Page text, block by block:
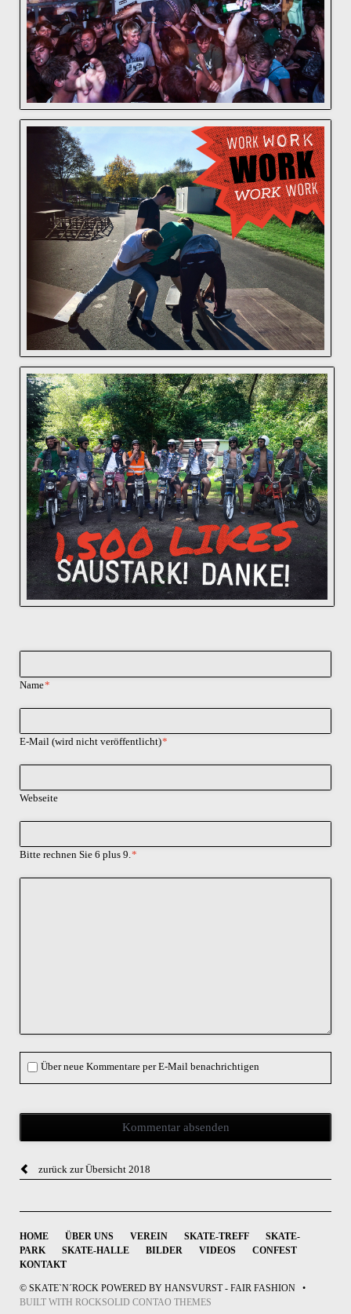
Pflichtfeld
Name*
Pflichtfeld
E-Mail (wird nicht veröffentlicht)*
Webseite
Bitte rechnen Sie 6 plus 9.*
Über neue Kommentare per E-Mail benachrichtigen
zurück zur Übersicht 2018
NAVIGATION
ÜBERSPRINGEN
HOME ÜBER UNS VEREIN SKATE-TREFF
SKATE-
PARK
SKATE-HALLE BILDER VIDEOS
CONFEST
KONTAKT
© SKATE`N´ROCK POWERED BY HANSVURST - FAIR FASHION
BUILT WITH ROCKSOLID CONTAO THEMES